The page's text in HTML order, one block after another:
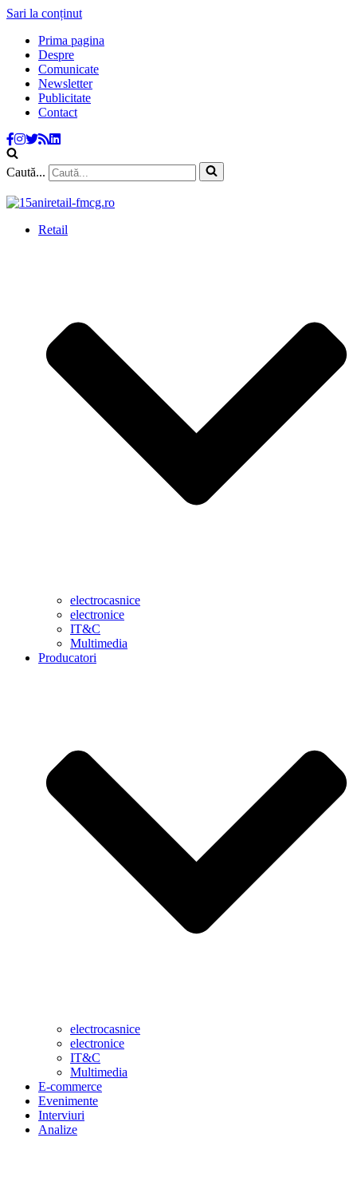
Sari la conținut
Prima pagina
Despre
Comunicate
Newsletter
Publicitate
Contact
Caută...
Retail
electrocasnice
electronice
IT&C
Multimedia
Producatori
electrocasnice
electronice
IT&C
Multimedia
E-commerce
Evenimente
Interviuri
Analize